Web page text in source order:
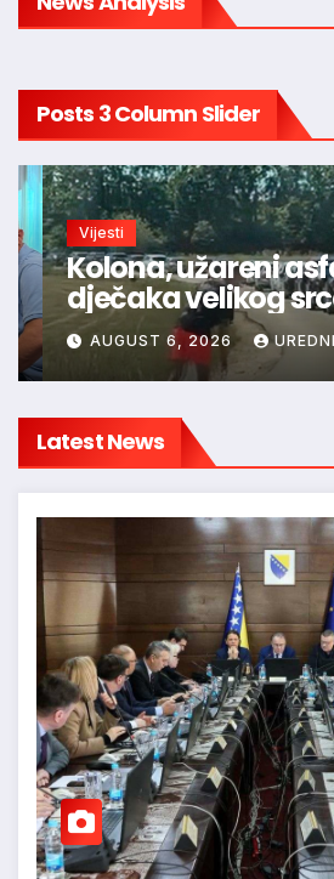
Posts 3 Column Slider
Vijesti
Kolona, užareni
dječaka velikog
granice oduševila
AUGUST 6, 2026 UREDNIK
Latest News